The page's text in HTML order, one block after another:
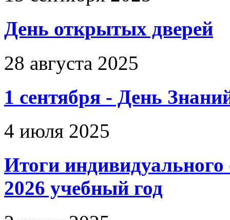
День открытых дверей
28 августа 2025
1 сентября - День
4 июля 2025
Итоги индивидуального
2026 учебный год